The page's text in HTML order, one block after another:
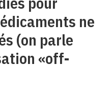
ne
(on parle
«off-